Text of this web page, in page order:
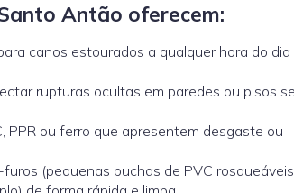
Antão oferecem:
canos estourados a qualquer hora do dia
rupturas ocultas em paredes ou pisos
PPR ou ferro que apresentem desgaste ou
(pequenas buchas de PVC